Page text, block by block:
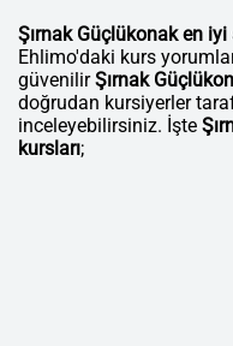
Şırnak Güçlükonak en
Ehlimo'daki kurs
güvenilirŞırnak
doğrudan kursiyerler
inceleyebilirsiniz. İşte
kursları;